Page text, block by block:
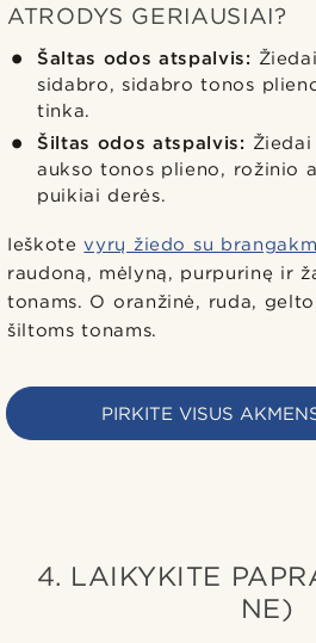
ATRODYS GERIAUSIAI?
Šaltas odos atspalvis:
sidabro, sidabro tonos
tinka.
Šiltas odos atspalvis:
aukso tonos plieno, rožinio
puikiai derės.
Ieškotevyrų žiedo su
raudoną, mėlyną, purpurinę ir
tonams. O oranžinė, ruda,
šiltoms tonams.
PIRKITE VISUS
4. LAIKYKITE
NE)